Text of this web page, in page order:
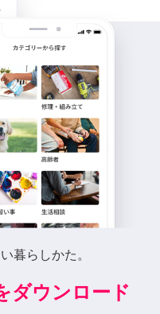
暮らしかた。
ダウンロード